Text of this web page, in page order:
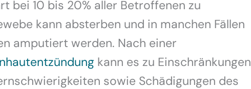
bei 10 bis 20% aller Betroffenen zu
kann absterben und in manchen Fällen
amputiert werden. Nach einer
kann es zu Einschränkungen
sowie Schädigungen des